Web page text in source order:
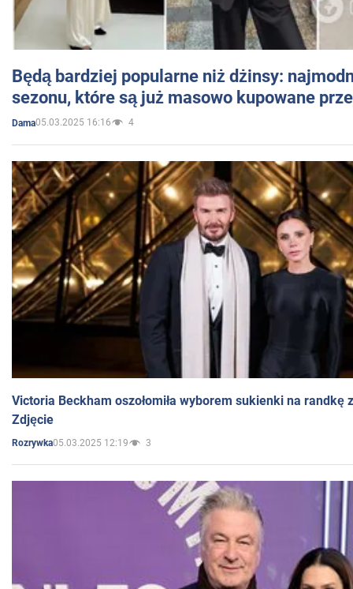
Będą bardziej popularne niż dżinsy:
sezonu, które są już masowo kupowane
Dama05.03.2025 16:16 4
Victoria Beckham oszołomiła wyborem sukienki na randkę
Zdjęcie
Rozrywka05.03.2025 12:19 3